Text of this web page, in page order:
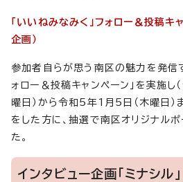
「いいねみなみく」フォロー＆投稿
企画）
参加者自らが思う南区の魅力を発信す
ォロー＆投稿キャンペーン」を実施
曜日）から令和5年1月5日（木曜日）
をした方に、抽選で南区オリジナルポ
た。
インタビュー企画「ミナシル」